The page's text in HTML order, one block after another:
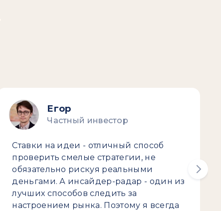
Егор
Частный инвестор
Ставки на идеи - отличный способ
проверить смелые стратегии, не
обязательно рискуя реальными
деньгами. А инсайдер-радар - один из
лучших способов следить за
настроением рынка. Поэтому я всегда